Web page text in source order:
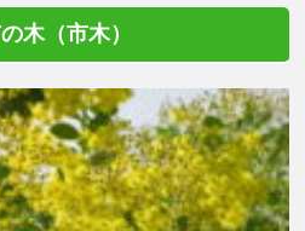
木（市木）